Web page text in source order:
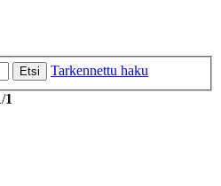
Etsi
Tarkennettu haku
/1